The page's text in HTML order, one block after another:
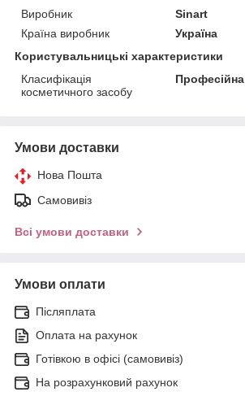
Виробник
Sinart
Країна виробник
Україна
Користувальницькі характеристики
Класифікація
косметичного засобу
Професійна
Умови доставки
Нова Пошта
Самовивіз
Всі умови доставки
Умови оплати
Післяплата
Оплата на рахунок
Готівкою в офісі (самовивіз)
На розрахунковий рахунок